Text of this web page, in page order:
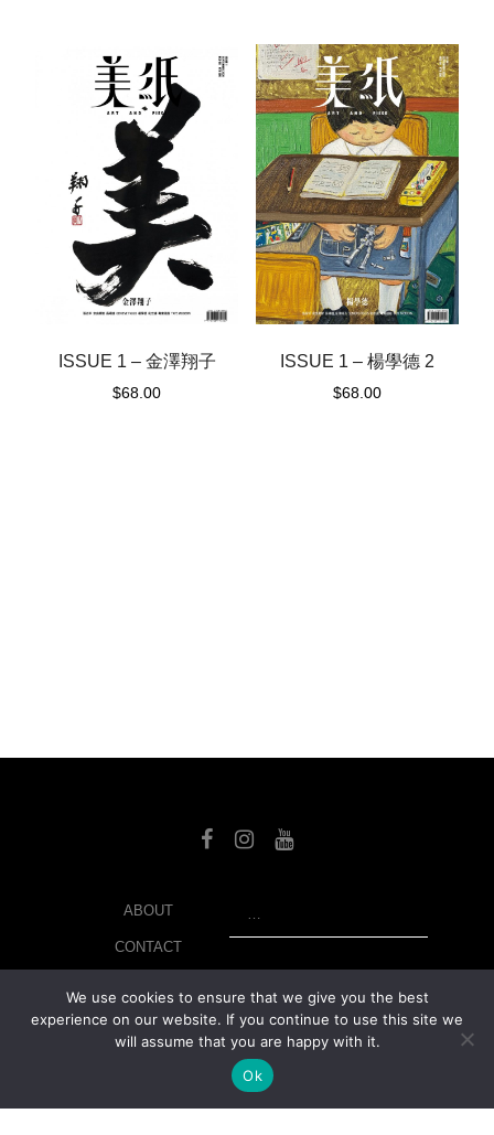
ISSUE 1 – 金澤翔子
$68.00
ISSUE 1 – 楊學德 2
$68.00
ABOUT
CONTACT
MY ACCOUNT
We use cookies to ensure that we give you the best
experience on our website. If you continue to use this site we
will assume that you are happy with it.
Ok